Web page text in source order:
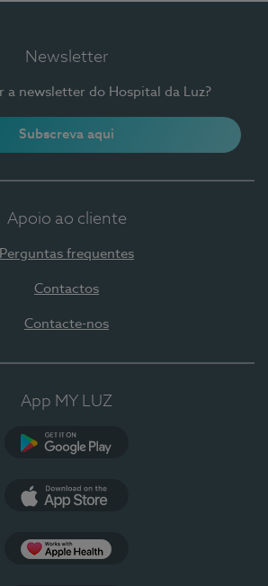
Newsletter
a newsletter do Hospital da Luz?
Subscreva aqui
Apoio ao cliente
Perguntas frequentes
Contactos
Contacte-nos
App MY LUZ